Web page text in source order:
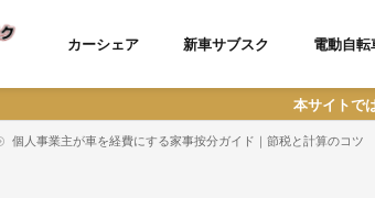
カーシェア 新車サブスク 電動自転
本サイトで
個人事業主が車を経費にする家事按分ガイド｜節税と計算のコツ